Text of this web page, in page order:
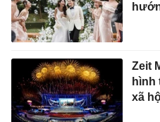
Zeit
hình
xã